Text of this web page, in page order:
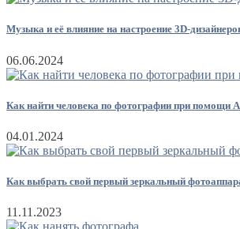
Музыка и её влияние на настроение 3D-
06.06.2024
Как найти человека по фотографии при помощи
04.01.2024
Как выбрать свой первый зеркальный
11.11.2023